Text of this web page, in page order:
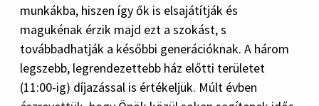
munkákba, hiszen így ők is elsajátítják és
magukénak érzik majd ezt a szokást, s
továbbadhatják a későbbi generációknak. A három
legszebb, legrendezettebb ház előtti területet
(11:00-ig) díjazással is értékeljük. Múlt évben